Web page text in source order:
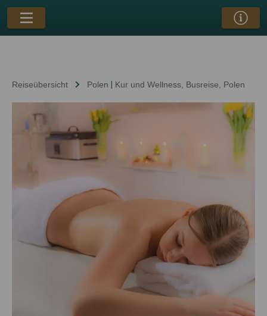
Reiseübersicht Polen Kur und Wellness, Busreise , Polen